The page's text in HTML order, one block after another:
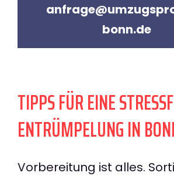
bonn.de
TIPPS FÜR EINE
ENTRÜMPELUNG IN
Vorbereitung ist alles.